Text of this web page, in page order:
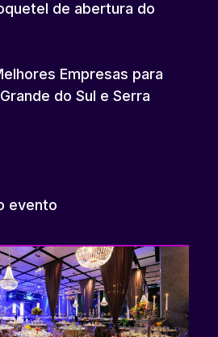
de abertura do
Empresas para
do Sul e Serra
evento